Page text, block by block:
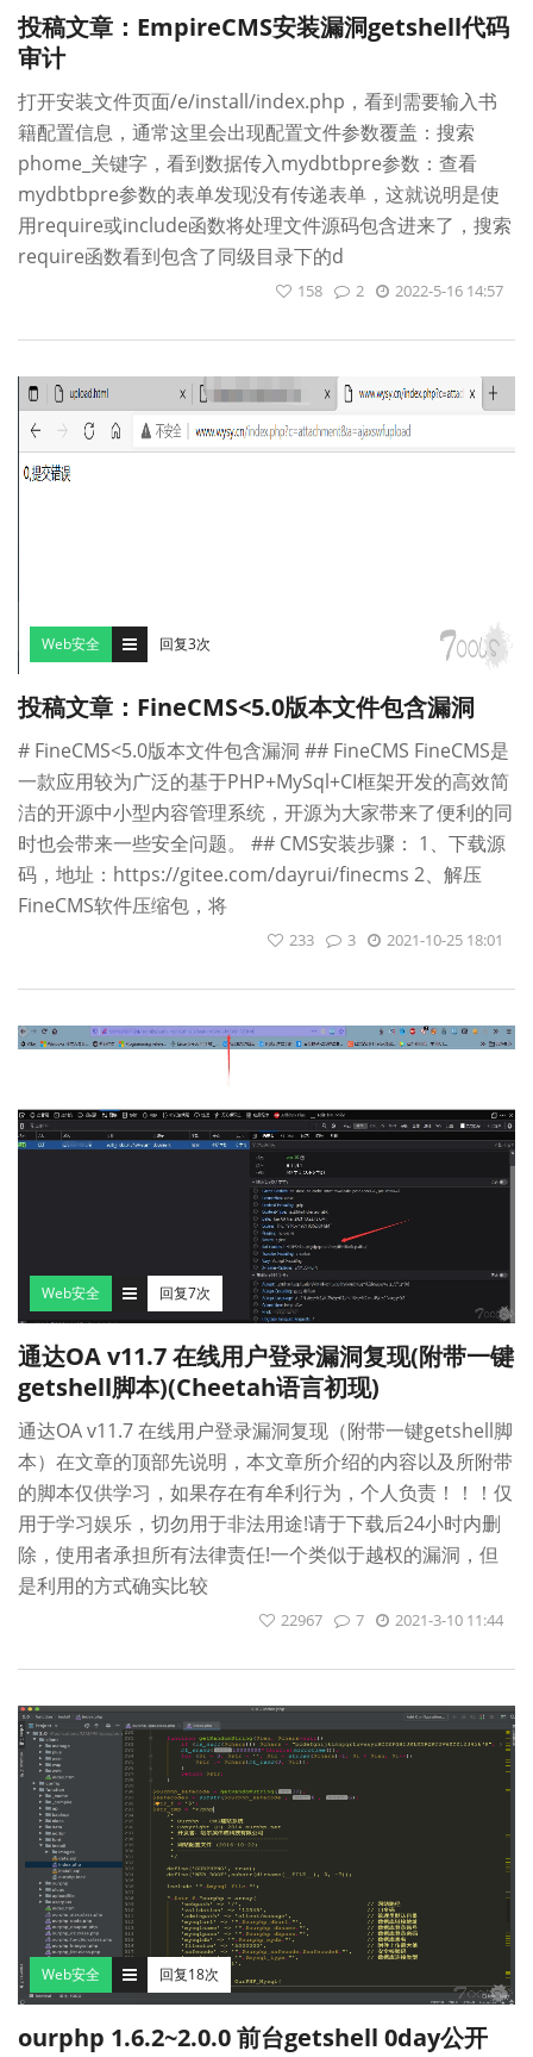
投稿文章：EmpireCMS安装漏洞getshell代码
审计
打开安装文件页面/e/install/index.php，看到需要输入书
籍配置信息，通常这里会出现配置文件参数覆盖：搜索
phome_关键字，看到数据传入mydbtbpre参数：查看
mydbtbpre参数的表单发现没有传递表单，这就说明是使
用require或include函数将处理文件源码包含进来了，搜索
require函数看到包含了同级目录下的d
2022-5-16 14:57
2
158
Web安全 回复3次
投稿文章：FineCMS<5.0版本文件包含漏洞
# FineCMS<5.0版本文件包含漏洞 ## FineCMS FineCMS是
一款应用较为广泛的基于PHP+MySql+CI框架开发的高效简
洁的开源中小型内容管理系统，开源为大家带来了便利的同
时也会带来一些安全问题。 ## CMS安装步骤： 1、下载源
码，地址：https://gitee.com/dayrui/finecms 2、解压
FineCMS软件压缩包，将
2021-10-25 18:01
3
233
Web安全 回复7次
通达OA v11.7 在线用户登录漏洞复现(附带一键
getshell脚本)(Cheetah语言初现)
通达OA v11.7 在线用户登录漏洞复现（附带一键getshell脚
本）在文章的顶部先说明，本文章所介绍的内容以及所附带
的脚本仅供学习，如果存在有牟利行为，个人负责！！！仅
用于学习娱乐，切勿用于非法用途!请于下载后24小时内删
除，使用者承担所有法律责任!一个类似于越权的漏洞，但
是利用的方式确实比较
2021-3-10 11:44
7
22967
Web安全 回复18次
ourphp 1.6.2~2.0.0 前台getshell 0day公开